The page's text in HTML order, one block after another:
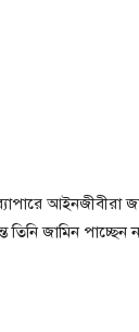
আইনজীবীরা
তিনি জামিন পাচ্ছেন